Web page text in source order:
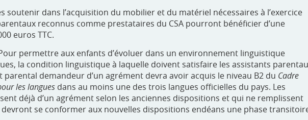
soutenir dans l’acquisition du mobilier et du matériel nécessaires à l’exercice
reconnus comme prestataires du CSA pourront bénéficier d’une
euros TTC.
permettre aux enfants d’évoluer dans un environnement linguistique
la condition linguistique à laquelle doivent satisfaire les assistants
demandeur d’un agrément devra avoir acquis le niveau B2 du Cadre
les langues dans au moins une des trois langues officielles du pays. Les
déjà d’un agrément selon les anciennes dispositions et qui ne remplissent
se conformer aux nouvelles dispositions endéans une phase